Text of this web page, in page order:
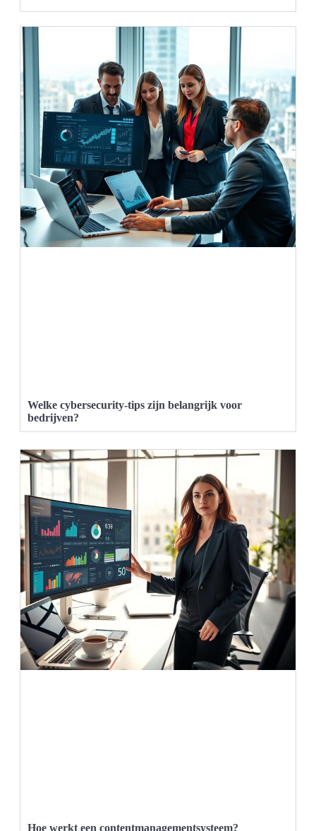
Welke cybersecurity-tips zijn belangrijk voor
bedrijven?
Hoe werkt een contentmanagementsysteem?